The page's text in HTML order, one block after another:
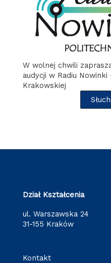
W wolnej chwili
audycji w Radiu
Krakowskiej
Dział Kształcenia
ul. Warszawska 24
31-155 Kraków
Kontakt